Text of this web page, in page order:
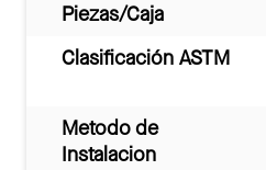
Piezas/Caja
Clasificación ASTM
Metodo de
Instalacion